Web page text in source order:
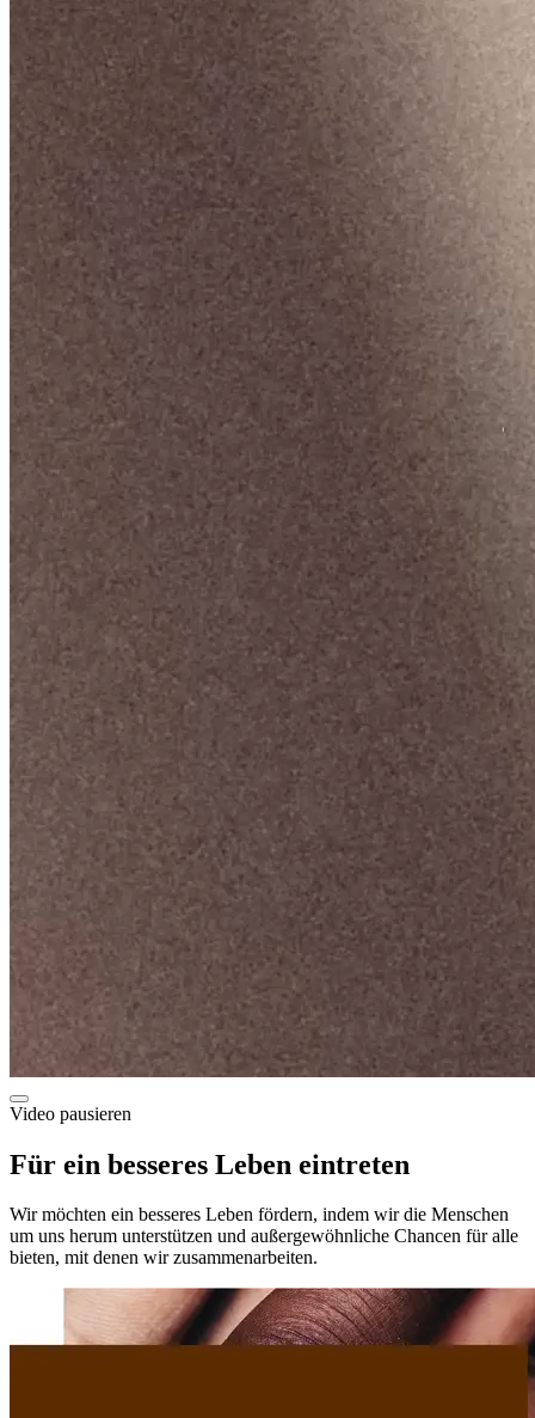
Video pausieren
Für ein besseres Leben eintreten
Wir möchten ein besseres Leben fördern, indem wir die Menschen
um uns herum unterstützen und außergewöhnliche Chancen für alle
bieten, mit denen wir zusammenarbeiten.